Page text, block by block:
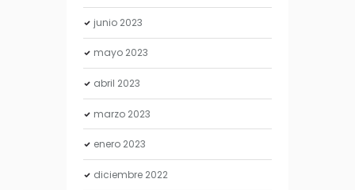
junio 2023
mayo 2023
abril 2023
marzo 2023
enero 2023
diciembre 2022